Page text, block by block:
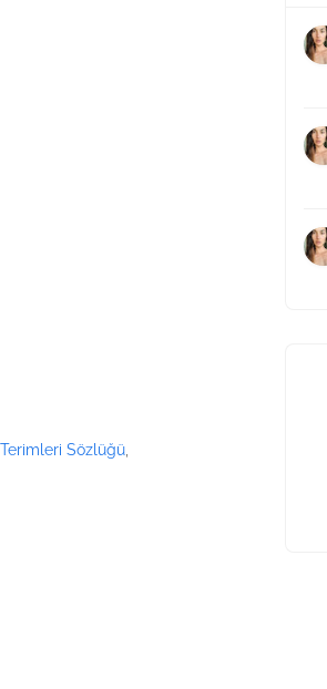
Terimleri Sözlüğü